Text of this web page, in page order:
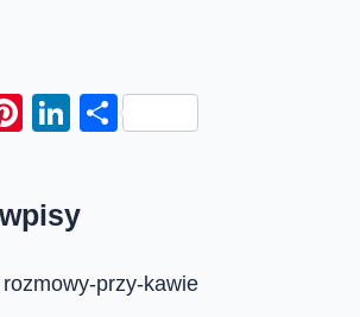
Pinterest
LinkedIn
Share
rozmowy-przy-kawie